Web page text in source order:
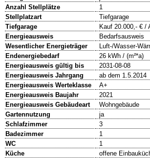
Anzahl Stellplätze
1
Stellplatzart
Tiefgarage
Tiefgarage
Kauf 20.000,- € /
Energieausweis
Bedarfsausweis
Wesentlicher Energieträger
Luft-/Wasser-
Endenergiebedarf
26 kWh / (m²*a)
Energieausweis gültig bis
2031-08-08
Energieausweis Jahrgang
ab dem 1.5.2014
Energieausweis Werteklasse
A+
Energieausweis Baujahr
2021
Energieausweis Gebäudeart
Wohngebäude
Gartennutzung
ja
Schlafzimmer
3
Badezimmer
1
WC
1
Küche
offene